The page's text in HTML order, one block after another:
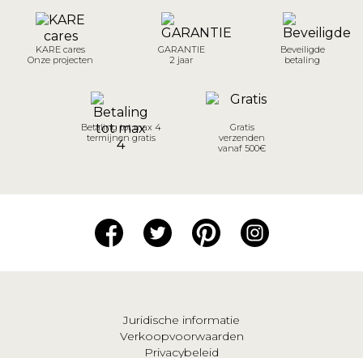
KARE cares
Onze projecten
GARANTIE
2 jaar
Beveiligde
betaling
Betaling tot max 4
termijnen gratis
Gratis
verzenden
vanaf 500€
Juridische informatie
Verkoopvoorwaarden
Privacybeleid